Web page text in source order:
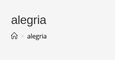
alegria
> alegria